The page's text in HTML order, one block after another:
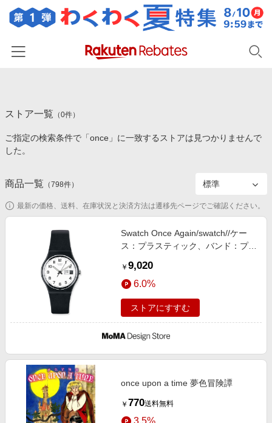
カテゴリー一覧
百貨店・総合ECモール
食品・スイーツ・お酒
コスメ・健康・医薬品
キッズ・ベビー用品
家電・PC・スマホ・カメラ
エンタメ
スポーツ・アウトドア・ゴルフ
旅行・レジャー・ホテル予約
生活・お役立ち
金融・マネー・保険
デジタルコンテンツ
イベント一覧
初回購入者限定特典
対象ストア新規限定特典
電子書籍特集
楽天ペイ導入ストア
楽天サービス特集
お中元特集2026
とことん買い物チャレンジ
Apple公式サイト×楽天カード分割払い
Qoo10メガポ
ストア一覧 （0件）
ご指定の検索条件で「once」に一致するストアは見つかりませんで
した。
商品一覧 （798件）
最新の価格、送料、在庫状況と決済方法は遷移先ページでご確認ください。
Swatch Once Again/swatch//ケー
ス：プラスティック、バンド：プラ
￥ 9,020
6.0%
ストアにすすむ
once upon a time 夢色冒険譚
￥ 770送料無料
3.5%